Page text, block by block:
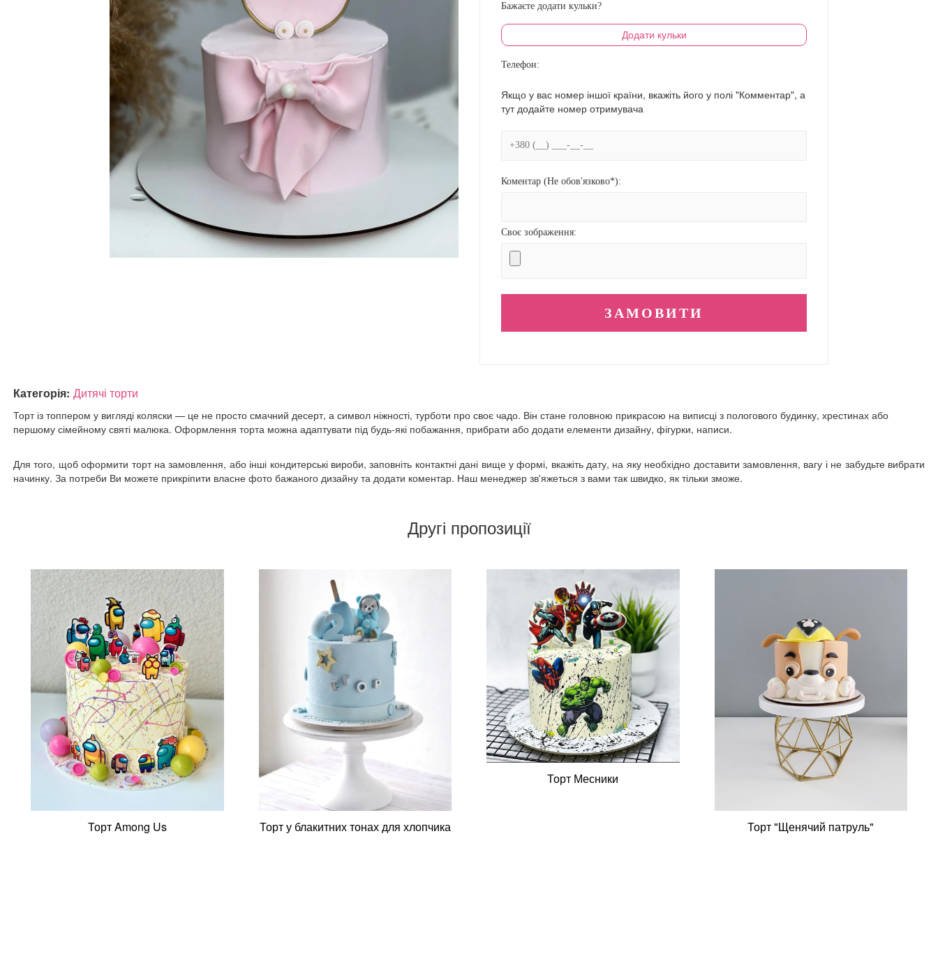
Бажаєте додати кульки?
Додати кульки
Телефон:
Якщо у вас номер іншої країни, вкажіть його у полі "Комментар", а
тут додайте номер отримувача
Коментар (Не обов'язково*):
Своє зображення:
Категорія: Дитячі торти
Торт із топпером у вигляді коляски — це не просто смачний десерт, а символ ніжності, турботи про своє чадо. Він стане головною прикрасою на виписці з пологового будинку, хрестинах або
першому сімейному святі малюка. Оформлення торта можна адаптувати під будь-які побажання, прибрати або додати елементи дизайну, фігурки, написи.
Для того, щоб оформити торт на замовлення, або інші кондитерські вироби, заповніть контактні дані вище у формі, вкажіть дату, на яку необхідно доставити замовлення, вагу і не забудьте вибрати
начинку. За потреби Ви можете прикріпити власне фото бажаного дизайну та додати коментар. Наш менеджер зв'яжеться з вами так швидко, як тільки зможе.
Другі пропозиції
Торт Among Us Торт у блакитних тонах для хлопчика
Торт Месники
Торт "Щенячий патруль"